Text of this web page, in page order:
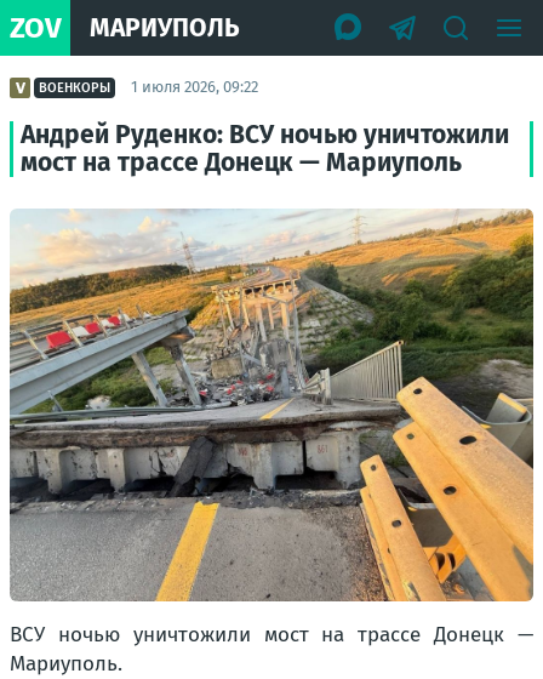
ZOV МАРИУПОЛЬ
ВОЕНКОРЫ 1 июля 2026, 09:22
Андрей Руденко: ВСУ ночью уничтожили
мост на трассе Донецк — Мариуполь
ВСУ ночью уничтожили мост на трассе Донецк —
Мариуполь.